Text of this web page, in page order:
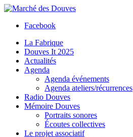
Facebook
La Fabrique
Douves It 2025
Actualités
Agenda
Agenda événements
Agenda ateliers/récurrences
Radio Douves
Mémoire Douves
Portraits sonores
Écoutes collectives
Le projet associatif